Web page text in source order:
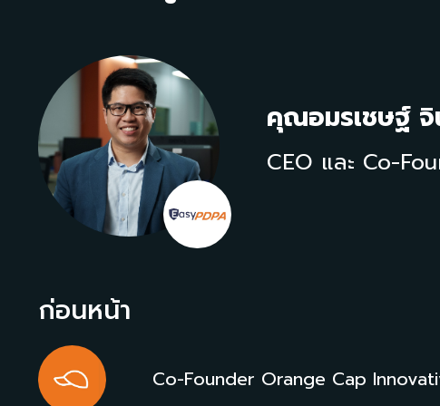
คุณอมรเชษฐ์
CEO และ Co-
ก่อนหน้า
Co-Founder Orange Cap